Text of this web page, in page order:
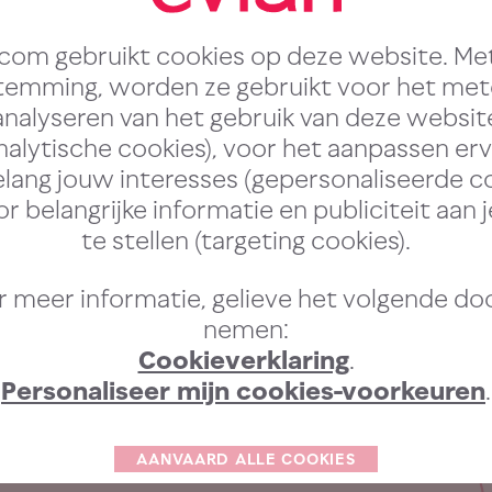
de
flessen in
bestemde
gebruikt cookies op deze website.
worden ze gebruikt voor het
van het gebruik van deze
cookies), voor het aanpassen
jouw interesses (gepersonaliseerde
belangrijke informatie en publiciteit aan
te stellen (targeting cookies).
meer informatie, gelieve het volgende
nemen:
Cookieverklaring.
Personaliseer mijn cookies-voorkeuren.
AANVAARD ALLE COOKIES